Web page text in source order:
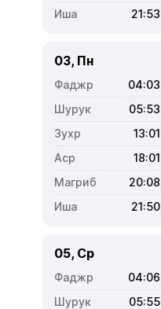
21:53
03, Пн
04:03
05:53
13:01
18:01
20:08
21:50
05, Ср
04:06
05:55